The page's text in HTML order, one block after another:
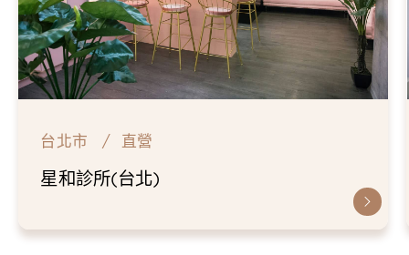
台北市 直營
仁愛星和診所